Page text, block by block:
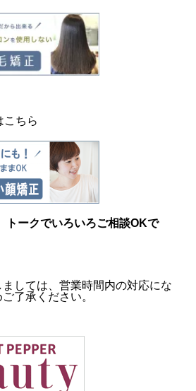
こちら
トークでいろいろご相談OKで
しては、営業時間内の対応にな
了承ください。